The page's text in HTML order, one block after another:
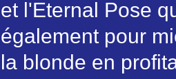
et l'Eternal Pose
également pour
la blonde en